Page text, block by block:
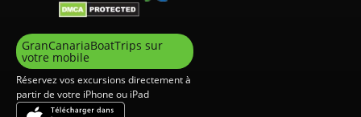
GranCanariaBoatTrips sur
votre mobile
Réservez vos excursions directement à
partir de votre iPhone ou iPad